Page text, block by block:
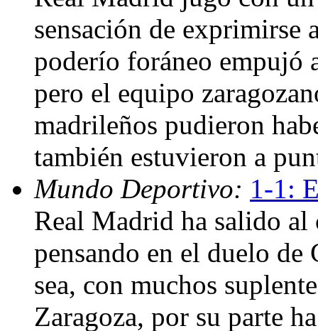
sensación de exprimirse
poderío foráneo empujó
pero el equipo
madrileños pudieron
también estuvieron a
Mundo Deportivo: 1-1:
Real Madrid ha salido al
pensando en el duelo de
sea, con muchos
Zaragoza, por su parte